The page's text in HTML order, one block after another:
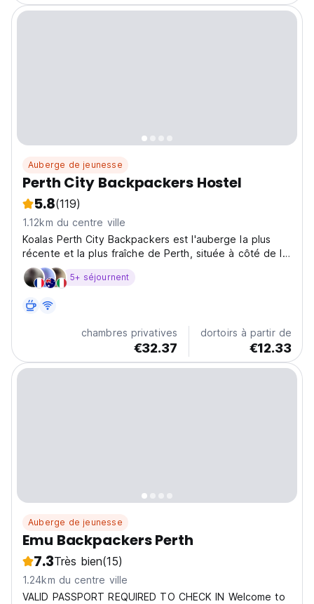
Auberge de jeunesse
Perth City Backpackers Hostel
5.8(119)
1.12km du centre ville
Koalas Perth City Backpackers est l'auberge la plus
récente et la plus fraîche de Perth, située à côté de la
célèbre Monnaie de Perth.
5+ séjournent
chambres privatives
€32.37
dortoirs à partir de
€12.33
Auberge de jeunesse
Emu Backpackers Perth
7.3Très bien(15)
1.24km du centre ville
VALID PASSPORT REQUIRED TO CHECK IN Welcome to